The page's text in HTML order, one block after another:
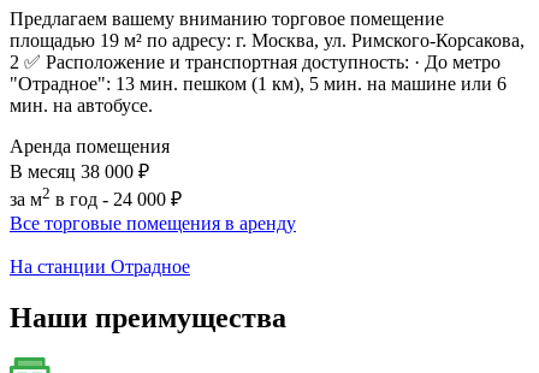
Предлагаем вашему вниманию торговое помещение
площадью 19 м² по адресу: г. Москва, ул. Римского-Корсакова,
2 ✅ Расположение и транспортная доступность: · До метро
"Отрадное": 13 мин. пешком (1 км), 5 мин. на машине или 6
мин. на автобусе.
Аренда помещения
В месяц 38 000 ₽
за м2 в год - 24 000 ₽
Все торговые помещения в аренду
На станции Отрадное
Наши преимущества